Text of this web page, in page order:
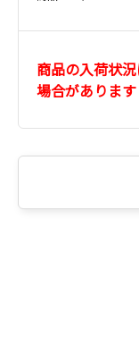
商品の入荷状
場合があります